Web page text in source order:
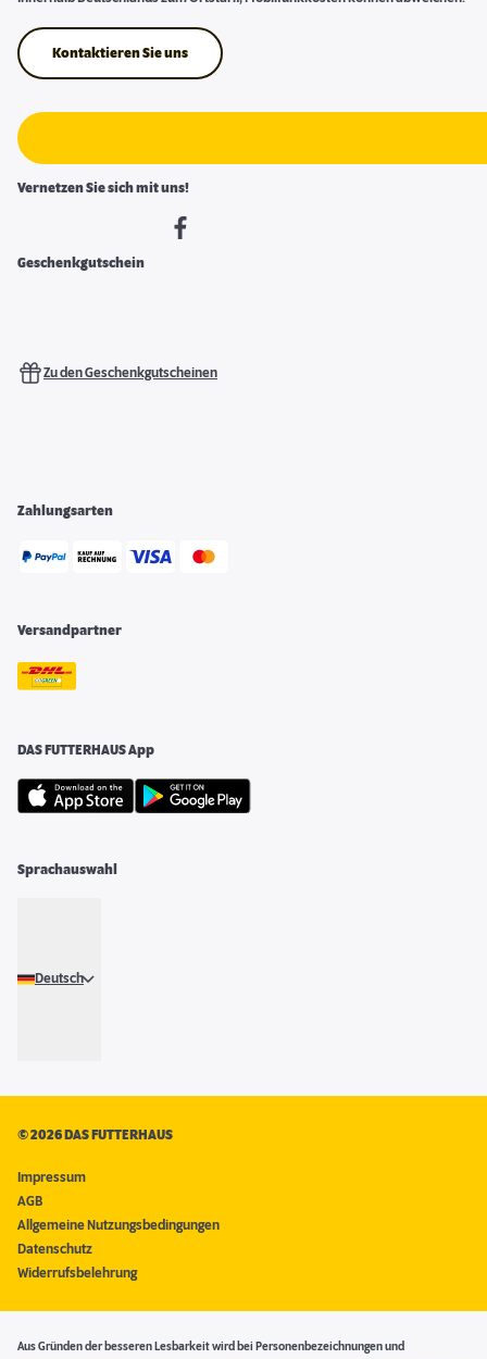
Kontaktieren Sie uns
Vernetzen Sie sich mit uns!
Geschenkgutschein
Zu den Geschenkgutscheinen
Zahlungsarten
Versandpartner
DAS FUTTERHAUS App
Sprachauswahl
Deutsch
©2026 DAS FUTTERHAUS
Impressum
AGB
Allgemeine Nutzungsbedingungen
Datenschutz
Widerrufsbelehrung
Aus Gründen der besseren Lesbarkeit wird bei Personenbezeichnungen und